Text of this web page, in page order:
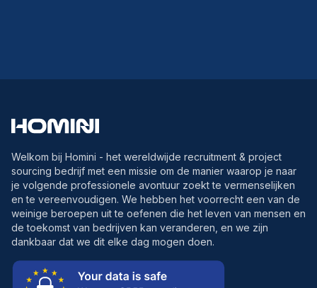
Welkom bij Homini - het wereldwijde recruitment & project
sourcing bedrijf met een missie om de manier waarop je naar
je volgende professionele avontuur zoekt te vermenselijken
en te vereenvoudigen. We hebben het voorrecht een van de
weinige beroepen uit te oefenen die het leven van mensen en
de toekomst van bedrijven kan veranderen, en we zijn
dankbaar dat we dit elke dag mogen doen.